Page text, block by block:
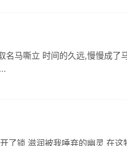
马嘶立 时间的久远,慢慢成了
年 伴着清晨渔民贩卖,讨价还价,车子的喇叭声-- 这条街道在沉睡中苏醒 ...
了锁 滋润被我唾弃的幽灵 在